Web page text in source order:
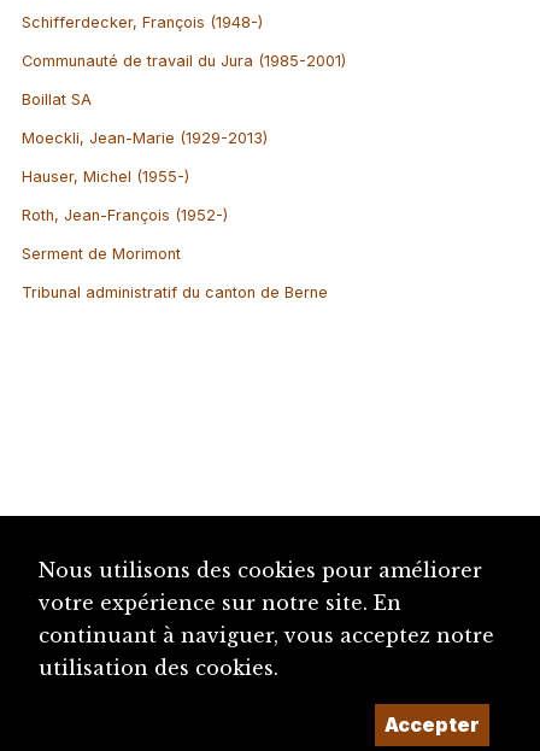
Schifferdecker, François (1948-)
Communauté de travail du Jura (1985-2001)
Boillat SA
Moeckli, Jean-Marie (1929-2013)
Hauser, Michel (1955-)
Roth, Jean-François (1952-)
Serment de Morimont
Tribunal administratif du canton de Berne
Nous utilisons des cookies pour améliorer
votre expérience sur notre site. En
continuant à naviguer, vous acceptez notre
utilisation des cookies.
Accepter